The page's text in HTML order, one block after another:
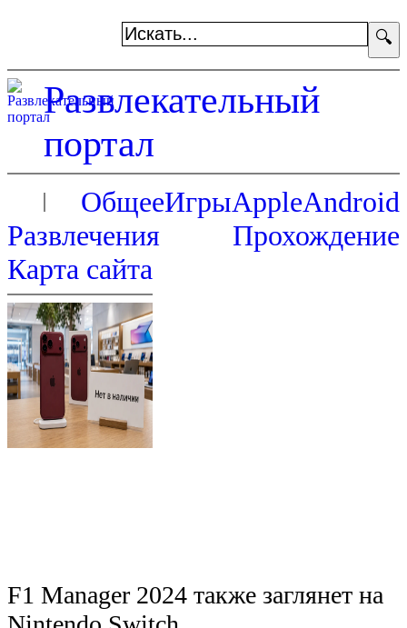
🔍
Развлекательный
портал
ОбщееИгрыAppleAndroid
Развлечения
Прохождение
Карта сайта
F1 Manager 2024 также заглянет на